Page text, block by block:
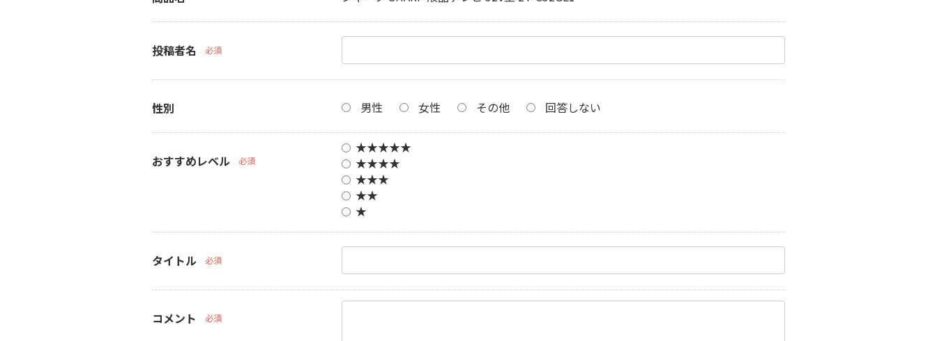
投稿者名 必須
性別 男性 女性 その他 回答しない
おすすめレベル 必須
★★★★★
★★★★
★★★
★★
★
タイトル 必須
コメント 必須